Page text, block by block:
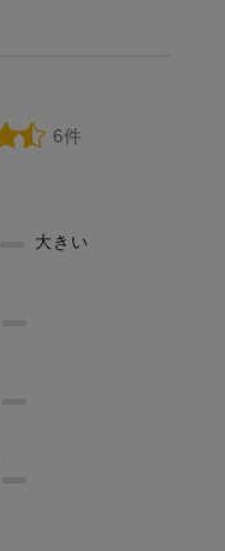
6件
大きい